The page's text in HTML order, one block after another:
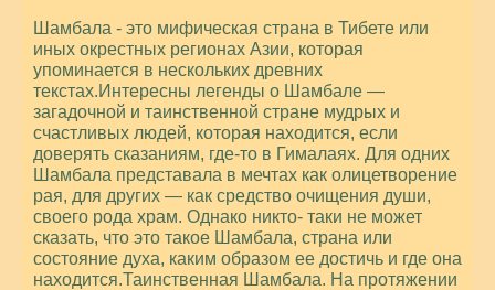
Шамбала - это мифическая страна в Тибете или
иных окрестных регионах Азии, которая
упоминается в нескольких древних
текстах.Интересны легенды о Шамбале —
загадочной и таинственной стране мудрых и
счастливых людей, которая находится, если
доверять сказаниям, где-то в Гималаях. Для одних
Шамбала представала в мечтах как олицетворение
рая, для других — как средство очищения души,
своего рода храм. Однако никто- таки не может
сказать, что это такое Шамбала, страна или
состояние духа, каким образом ее достичь и где она
находится.Таинственная Шамбала. На протяжении